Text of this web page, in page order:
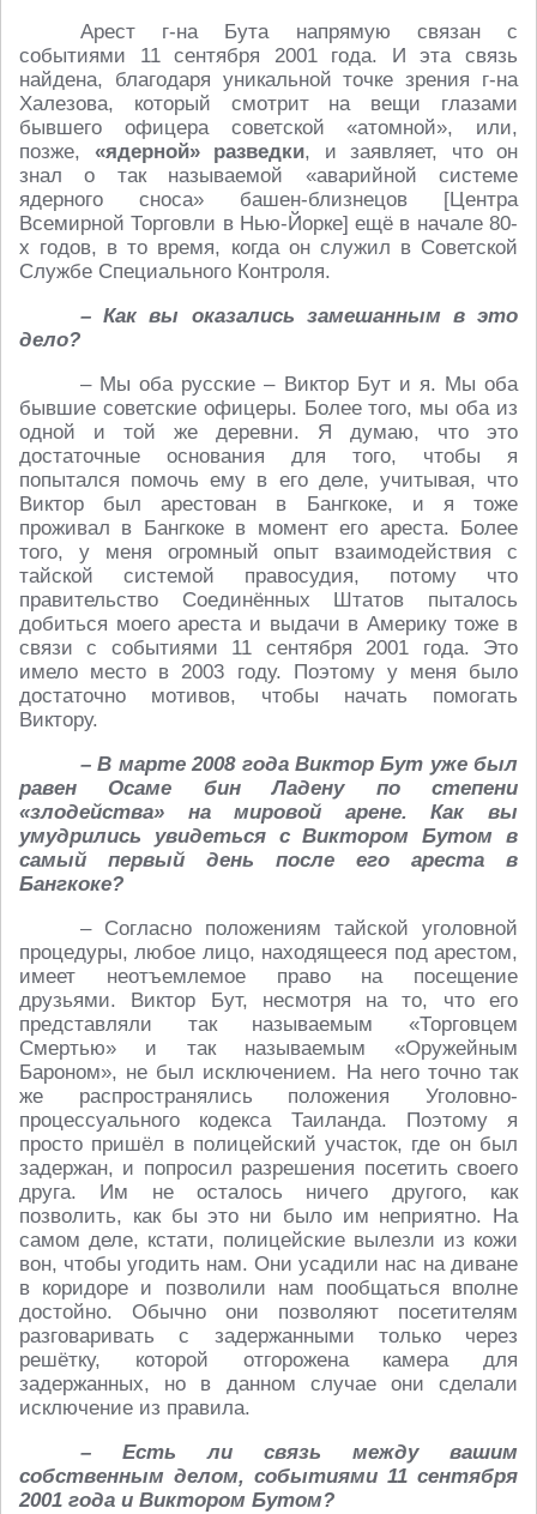
Арест г-на Бута напрямую связан с
событиями 11 сентября 2001 года. И эта связь
найдена, благодаря уникальной точке зрения г-на
Халезова, который смотрит на вещи глазами
бывшего офицера советской «атомной», или,
позже, «ядерной» разведки, и заявляет, что он
знал о так называемой «аварийной системе
ядерного сноса» башен-близнецов [Центра
Всемирной Торговли в Нью-Йорке] ещё в начале 80-
х годов, в то время, когда он служил в Советской
Службе Специального Контроля.
– Как вы оказались замешанным в это
дело?
– Мы оба русские – Виктор Бут и я. Мы оба
бывшие советские офицеры. Более того, мы оба из
одной и той же деревни. Я думаю, что это
достаточные основания для того, чтобы я
попытался помочь ему в его деле, учитывая, что
Виктор был арестован в Бангкоке, и я тоже
проживал в Бангкоке в момент его ареста. Более
того, у меня огромный опыт взаимодействия с
тайской системой правосудия, потому что
правительство Соединённых Штатов пыталось
добиться моего ареста и выдачи в Америку тоже в
связи с событиями 11 сентября 2001 года. Это
имело место в 2003 году. Поэтому у меня было
достаточно мотивов, чтобы начать помогать
Виктору.
– В марте 2008 года Виктор Бут уже был
равен Осаме бин Ладену по степени
«злодейства» на мировой арене. Как вы
умудрились увидеться с Виктором Бутом в
самый первый день после его ареста в
Бангкоке?
– Согласно положениям тайской уголовной
процедуры, любое лицо, находящееся под арестом,
имеет неотъемлемое право на посещение
друзьями. Виктор Бут, несмотря на то, что его
представляли так называемым «Торговцем
Смертью» и так называемым «Оружейным
Бароном», не был исключением. На него точно так
же распространялись положения Уголовно-
процессуального кодекса Таиланда. Поэтому я
просто пришёл в полицейский участок, где он был
задержан, и попросил разрешения посетить своего
друга. Им не осталось ничего другого, как
позволить, как бы это ни было им неприятно. На
самом деле, кстати, полицейские вылезли из кожи
вон, чтобы угодить нам. Они усадили нас на диване
в коридоре и позволили нам пообщаться вполне
достойно. Обычно они позволяют посетителям
разговаривать с задержанными только через
решётку, которой отгорожена камера для
задержанных, но в данном случае они сделали
исключение из правила.
– Есть ли связь между вашим
собственным делом, событиями 11 сентября
2001 года и Виктором Бутом?